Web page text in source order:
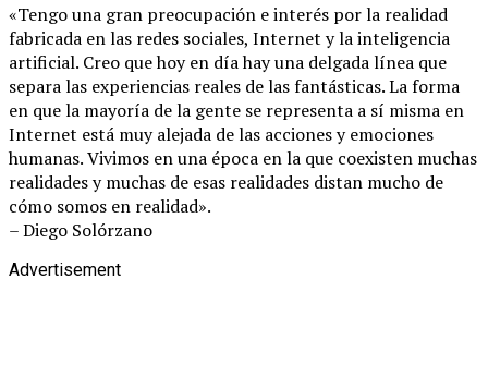
«Tengo una gran preocupación e interés por la realidad
fabricada en las redes sociales, Internet y la inteligencia
artificial. Creo que hoy en día hay una delgada línea que
separa las experiencias reales de las fantásticas. La forma
en que la mayoría de la gente se representa a sí misma en
Internet está muy alejada de las acciones y emociones
humanas. Vivimos en una época en la que coexisten muchas
realidades y muchas de esas realidades distan mucho de
cómo somos en realidad».
– Diego Solórzano
Advertisement